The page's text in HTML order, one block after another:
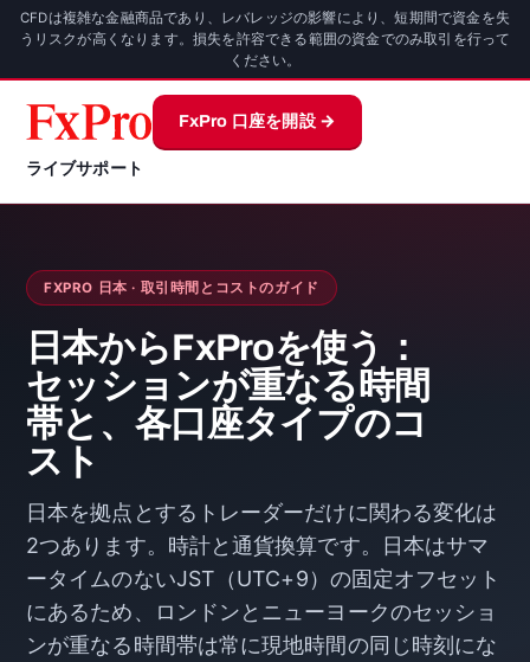
CFDは複雑な金融商品であり、レバレッジの影響により、短期間で資金を失
うリスクが高くなります。損失を許容できる範囲の資金でのみ取引を行って
ください。
ライブサポート
FxPro 口座を開設 →
FXPRO 日本 · 取引時間とコストのガイド
日本からFxProを使う：
セッションが重なる時間
帯と、各口座タイプのコ
スト
日本を拠点とするトレーダーだけに関わる変化は
2つあります。時計と通貨換算です。日本はサマ
ータイムのないJST（UTC+9）の固定オフセット
にあるため、ロンドンとニューヨークのセッショ
ンが重なる時間帯は常に現地時間の同じ時刻にな